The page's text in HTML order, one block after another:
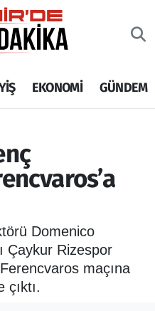
EKONOMİ GÜNDEM
Domenico
Çaykur Rizespor
maçına